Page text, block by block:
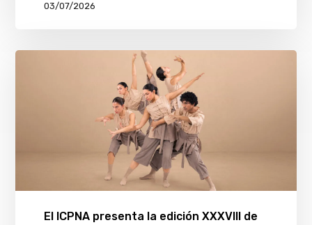
03/07/2026
El ICPNA presenta la edición XXXVIII de